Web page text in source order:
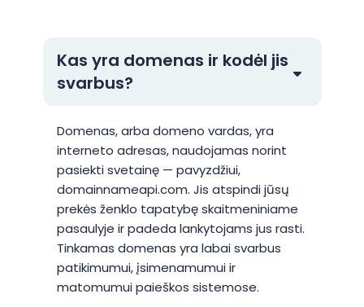
Kas yra domenas ir kodėl jis
svarbus?
Domenas, arba domeno vardas, yra
interneto adresas, naudojamas norint
pasiekti svetainę — pavyzdžiui,
domainnameapi.com. Jis atspindi jūsų
prekės ženklo tapatybę skaitmeniniame
pasaulyje ir padeda lankytojams jus rasti.
Tinkamas domenas yra labai svarbus
patikimumui, įsimenamumui ir
matomumui paieškos sistemose.